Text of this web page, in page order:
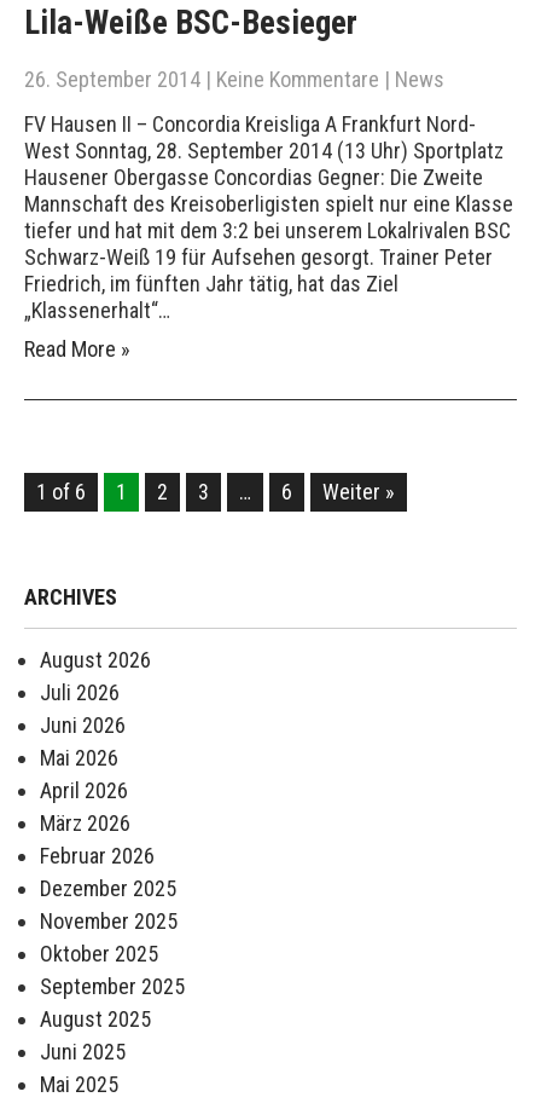
Lila-Weiße BSC-Besieger
26. September 2014 | Keine Kommentare | News
FV Hausen II – Concordia Kreisliga A Frankfurt Nord-
West Sonntag, 28. September 2014 (13 Uhr) Sportplatz
Hausener Obergasse Concordias Gegner: Die Zweite
Mannschaft des Kreisoberligisten spielt nur eine Klasse
tiefer und hat mit dem 3:2 bei unserem Lokalrivalen BSC
Schwarz-Weiß 19 für Aufsehen gesorgt. Trainer Peter
Friedrich, im fünften Jahr tätig, hat das Ziel
„Klassenerhalt“…
Read More »
1 of 6 1 2 3 … 6 Weiter »
ARCHIVES
August 2026
Juli 2026
Juni 2026
Mai 2026
April 2026
März 2026
Februar 2026
Dezember 2025
November 2025
Oktober 2025
September 2025
August 2025
Juni 2025
Mai 2025